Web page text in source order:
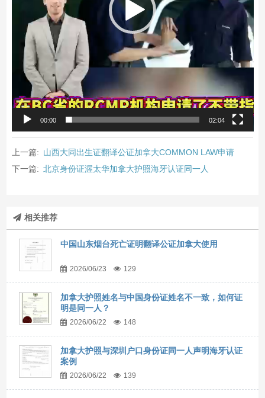
00:00 02:04
上一篇: 山西大同出生证翻译公证加拿大COMMON LAW申请
下一篇: 北京身份证渥太华加拿大护照海牙认证同一人
相关推荐
中国山东烟台死亡证明翻译公证加拿大使用
2026/06/23 129
加拿大护照姓名与中国身份证姓名不一致，如何证
明是同一人？
2026/06/22 148
加拿大护照与深圳户口身份证同一人声明海牙认证
案例
2026/06/22 139